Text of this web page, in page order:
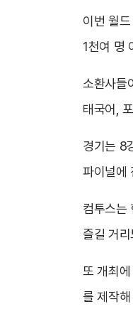
이번 월
1천여 명
소환사들
태국어,
경기는 8
파이널에
컴투스는
즐길 거
또 개최
를 제작